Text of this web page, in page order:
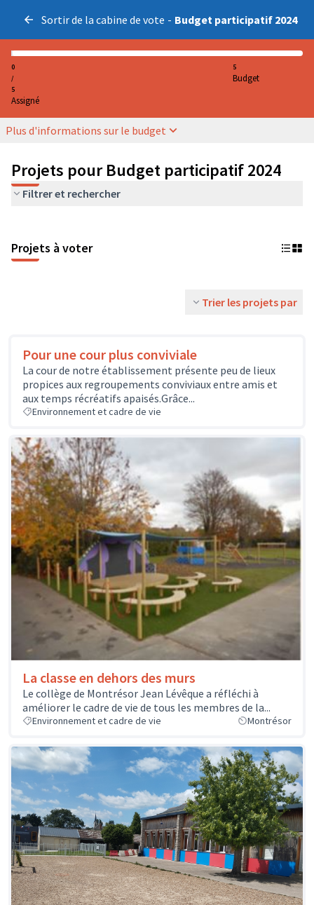
Sortir de la cabine de vote - Budget participatif 2024
0
/
5
Assigné
5
Budget
Plus d'informations sur le budget
Projets pour Budget participatif 2024
Filtrer et rechercher
Projets à voter
Trier les projets par
Pour une cour plus conviviale
La cour de notre établissement présente peu de lieux
propices aux regroupements conviviaux entre amis et
aux temps récréatifs apaisés.Grâce...
Environnement et cadre de vie
La classe en dehors des murs
Le collège de Montrésor Jean Lévêque a réfléchi à
améliorer le cadre de vie de tous les membres de la...
Environnement et cadre de vie Montrésor